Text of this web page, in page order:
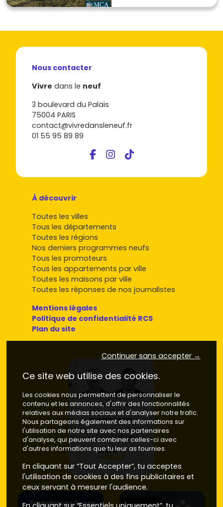
Nous contacter
Vivre dans le neuf
3 boulevard du Palais
75004 PARIS
contact@vivredansleneuf.fr
01 55 95 89 89
À découvrir
Toutes les villes
Tous les départements
Toutes les régions
Nos derniers programmes neufs
Tous les promoteurs
Tous les appartements par ville
Toutes les maisons par ville
Toutes les réponses de nos journalistes
Mentions légales
Politique de confidentialité RCS
Plan du site
Continuer sans accepter →
Ce site web utilise des cookies.
Les cookies nous permettent de personnaliser le
contenu et les annonces, d'offrir des fonctionnalités
relatives aux médias sociaux et d'analyser notre trafic.
Nous partageons également des informations sur
l'utilisation de notre site avec nos partenaires
d'analyse, qui peuvent combiner celles-ci avec
d'autres informations que tu leur as fournies.
En cliquant sur “Tout Accepter”, tu acceptes
l'utilisation de cookies à des fins publicitaires et
ceux servant à mesurer l'audience.